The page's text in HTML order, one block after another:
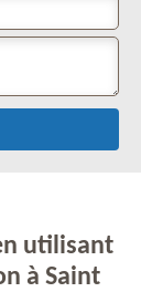
utilisant
à Saint